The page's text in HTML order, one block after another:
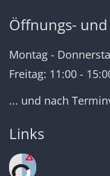
Öffnungs-
Montag -
Freitag: 11:00 -
... und nach
Links